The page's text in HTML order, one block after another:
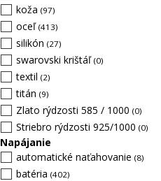
koža (97)
oceľ (413)
silikón (27)
swarovski krištáľ (0)
textil (2)
titán (9)
Zlato rýdzosti 585 / 1000 (0)
Striebro rýdzosti 925/1000 (0)
Napájanie
automatické naťahovanie (8)
batéria (402)